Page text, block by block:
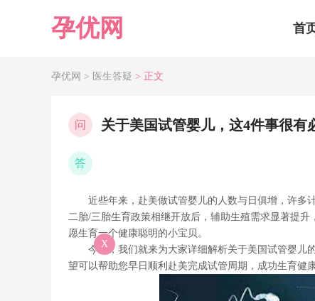
孕优网 首
孕优网 > 医生答疑 > 正文
问 关于美国试管婴儿，这4件事很有
答
近些年来，赴美做试管婴儿的人数与日俱增，许多
二胎/三胎生育政策相继开放后，辅助生殖需求显著提
愿生育一个健康聪明的小宝贝。
今天，我们就来为大家详细解析关于美国试管婴儿
望可以帮助您早日顺利赴美完成试管周期，成功生育健康
X